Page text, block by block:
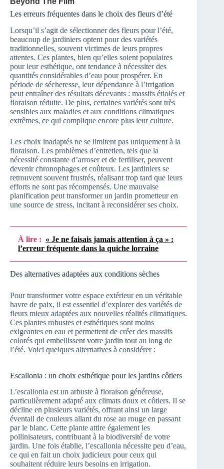
Les erreurs fréquentes dans le choix des fleurs d’été
Lorsqu’il s’agit de sélectionner des fleurs pour l’été,
beaucoup de jardiniers optent pour des variétés
traditionnelles, souvent victimes de leurs propres
attentes. Ces plantes, bien qu’elles soient populaires
pour leur esthétique, ont tendance à nécessiter des
quantités considérables d’eau pour prospérer. En
période de sécheresse, leur dépendance à l’irrigation
peut entraîner des résultats décevants : massifs étiolés et
floraison réduite. De plus, certaines variétés sont très
sensibles aux maladies et aux conditions climatiques
extrêmes, ce qui complique encore plus leur culture.
Les choix inadaptés ne se limitent pas uniquement à la
floraison. Les problèmes d’entretien, tels que la
nécessité constante d’arroser et de fertiliser, peuvent
devenir chronophages et coûteux. Les jardiniers se
retrouvent souvent frustrés, réalisant trop tard que leurs
efforts ne sont pas récompensés. Une mauvaise
planification peut transformer un jardin prometteur en
une source de stress, incitant à reconsidérer ses choix.
À lire : « Je ne faisais jamais attention à ça » :
l’erreur fréquente dans la quiche lorraine
Des alternatives adaptées aux conditions sèches
Pour transformer votre espace extérieur en un véritable
havre de paix, il est essentiel d’explorer des variétés de
fleurs mieux adaptées aux nouvelles réalités climatiques.
Ces plantes robustes et esthétiques sont moins
exigeantes en eau et permettent de créer des massifs
colorés qui embellissent votre jardin tout au long de
l’été. Voici quelques alternatives à considérer :
Escallonia : un choix esthétique pour les jardins côtiers
L’escallonia est un arbuste à floraison généreuse,
particulièrement adapté aux climats doux et côtiers. Il se
décline en plusieurs variétés, offrant ainsi un large
éventail de couleurs allant du rose au rouge en passant
par le blanc. Cette plante attire également les
pollinisateurs, contribuant à la biodiversité de votre
jardin. Une fois établie, l’escallonia nécessite peu d’eau,
ce qui en fait un choix judicieux pour ceux qui
souhaitent réduire leurs besoins en irrigation.